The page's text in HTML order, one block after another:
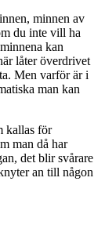
minnen av
du inte vill ha
kan
låter överdrivet
Men varför är i
man kan
kallas för
man då har
det blir svårare
an till någon